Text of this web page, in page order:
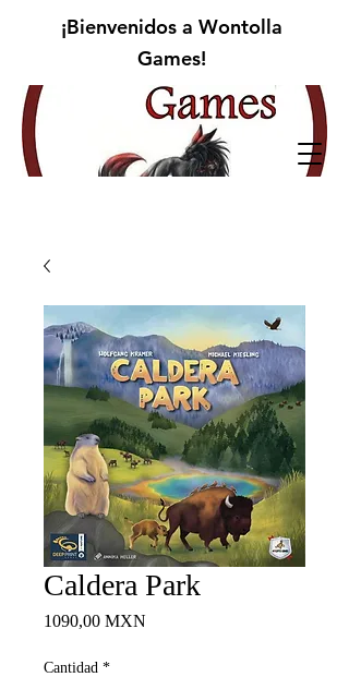
¡Bienvenidos a Wontolla
Games!
Caldera Park
1090,00 MXN
Cantidad *